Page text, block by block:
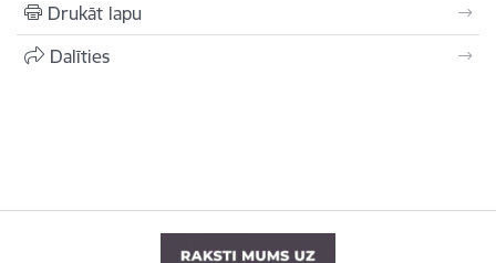
Drukāt lapu
Dalīties